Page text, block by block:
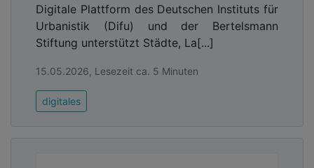
Digitale Plattform des Deutschen Instituts für
Urbanistik (Difu) und der Bertelsmann
Stiftung unterstützt Städte, La[...]
15.05.2026, Lesezeit ca. 5 Minuten
digitales